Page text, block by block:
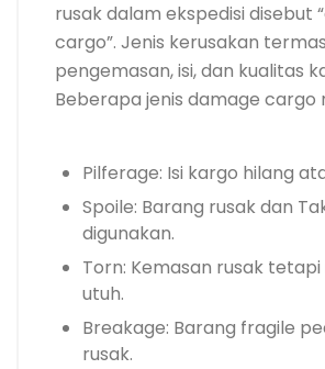
rusak dalam ekspedisi disebut
cargo”. Jenis kerusakan
pengemasan, isi, dan kualitas
Beberapa jenis damage cargo
Pilferage: Isi kargo hilang
Spoile: Barang rusak dan
digunakan.
Torn: Kemasan rusak tetapi
utuh.
Breakage: Barang fragile
rusak.